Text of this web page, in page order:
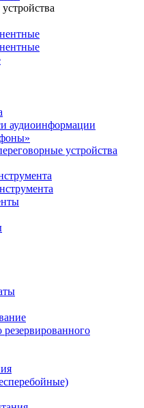
аудиоинформации
устройства
резервированного